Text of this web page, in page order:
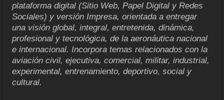
plataforma digital (Sitio Web, Papel Digital y Redes
Sociales) y versión Impresa, orientada a entregar
una visión global, integral, entretenida, dinámica,
profesional y tecnológica, de la aeronáutica nacional
e internacional. Incorpora temas relacionados con la
aviación civil, ejecutiva, comercial, militar, industrial,
experimental, entrenamiento, deportivo, social y
cultural.